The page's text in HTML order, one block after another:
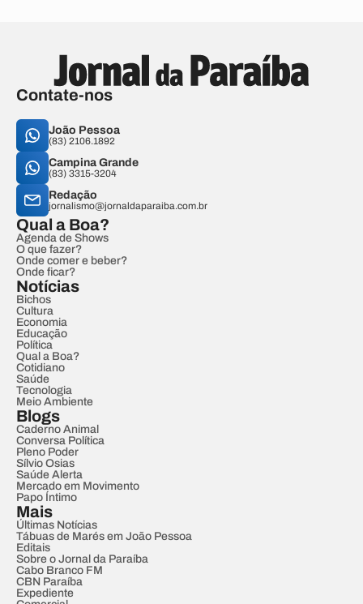
Contate-nos
João Pessoa
(83) 2106.1892
Campina Grande
(83) 3315-3204
Redação
jornalismo@jornaldaparaiba.com.br
Qual a Boa?
Agenda de Shows
O que fazer?
Onde comer e beber?
Onde ficar?
Notícias
Bichos
Cultura
Economia
Educação
Política
Qual a Boa?
Cotidiano
Saúde
Tecnologia
Meio Ambiente
Blogs
Caderno Animal
Conversa Política
Pleno Poder
Sílvio Osias
Saúde Alerta
Mercado em Movimento
Papo Íntimo
Mais
Últimas Notícias
Tábuas de Marés em João Pessoa
Editais
Sobre o Jornal da Paraíba
Cabo Branco FM
CBN Paraíba
Expediente